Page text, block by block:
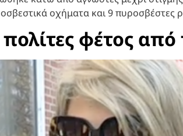
οχήματα και 9 πυροσβέστες
φέτος